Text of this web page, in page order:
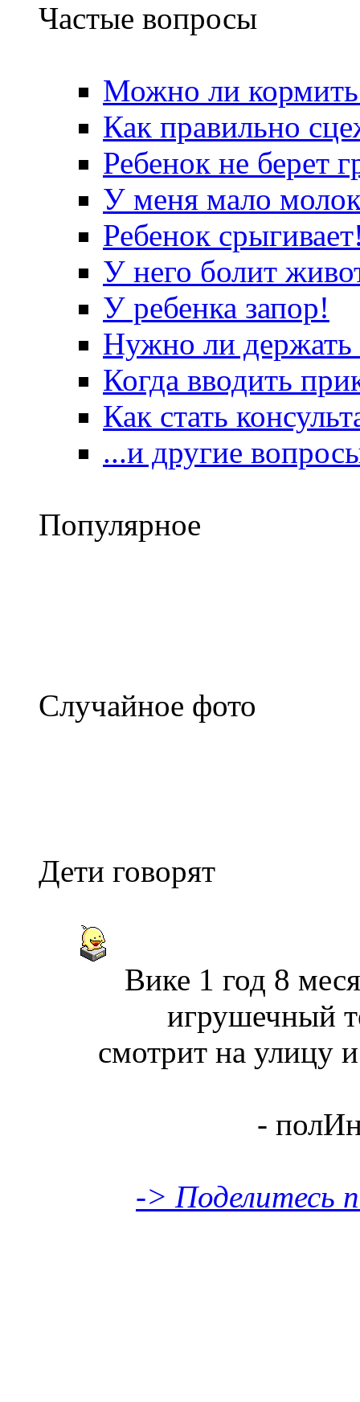
Частые вопросы
Можно ли
Как правильно
Ребенок не берет
У меня мало
Ребенок
У него болит
У ребенка запор!
Нужно ли держать
Когда вводить
Как стать
...и другие
Популярное
Случайное фото
Дети говорят
Вике 1 год 8
игрушечный
смотрит на улицу
-
-> Поделитесь